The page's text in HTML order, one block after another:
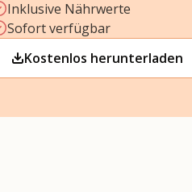
Inklusive Nährwerte
Sofort verfügbar
Kostenlos herunterladen